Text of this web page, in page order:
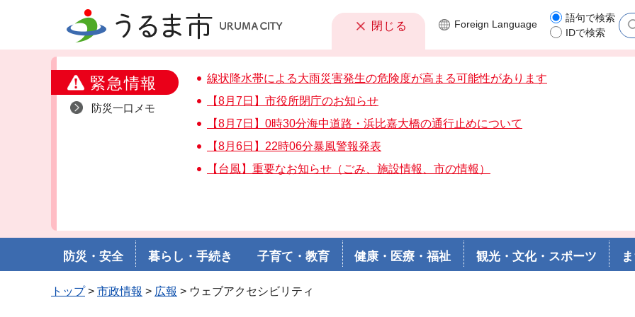
うるま市 閉じる
緊急情報
防災一口メモ
線状降水帯による大雨災害発生の危険度が高まる可能性があります
【8月7日】市役所閉庁のお知らせ
【8月7日】0時30分海中道路・浜比嘉大橋の通行止めについて
【8月6日】22時06分暴風警報発表
【台風】重要なお知らせ（ごみ、施設情報、市の情報）
Foreign Language
語句で検索
IDで検索
防災・安全 暮らし・手続き 子育て・教育 健康・医療・福祉 観光・文化・スポーツ
トップ> 市政情報 > 広報 > ウェブアクセシビリティ